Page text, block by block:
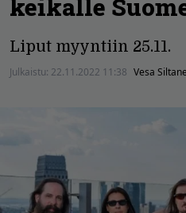
keikalle
Liput myyntiin 25.11.
Julkaistu: 22.11.2022 11:38 Vesa